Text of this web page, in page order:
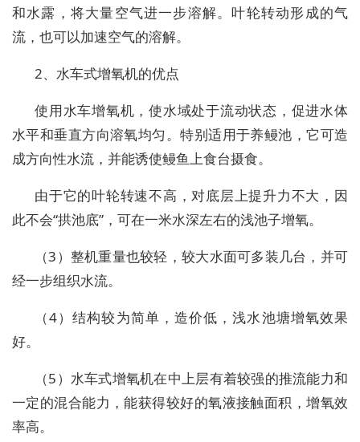
和水露，将大量空气进一步溶解。叶轮转动形成的气
流，也可以加速空气的溶解。
2、水车式增氧机的优点
使用水车增氧机，使水域处于流动状态，促进水体
水平和垂直方向溶氧均匀。特别适用于养鳗池，它可造
成方向性水流，并能诱使鳗鱼上食台摄食。
由于它的叶轮转速不高，对底层上提升力不大，因
此不会“拱池底”，可在一米水深左右的浅池子增氧。
（3）整机重量也较轻，较大水面可多装几台，并可
经一步组织水流。
（4）结构较为简单，造价低，浅水池塘增氧效果
好。
（5）水车式增氧机在中上层有着较强的推流能力和
一定的混合能力，能获得较好的氧液接触面积，增氧效
率高。